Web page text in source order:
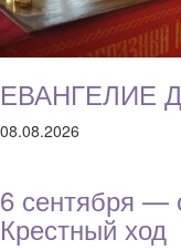
ЕВАНГЕЛИЕ
08.08.2026
6 сентября —
Крестный ход